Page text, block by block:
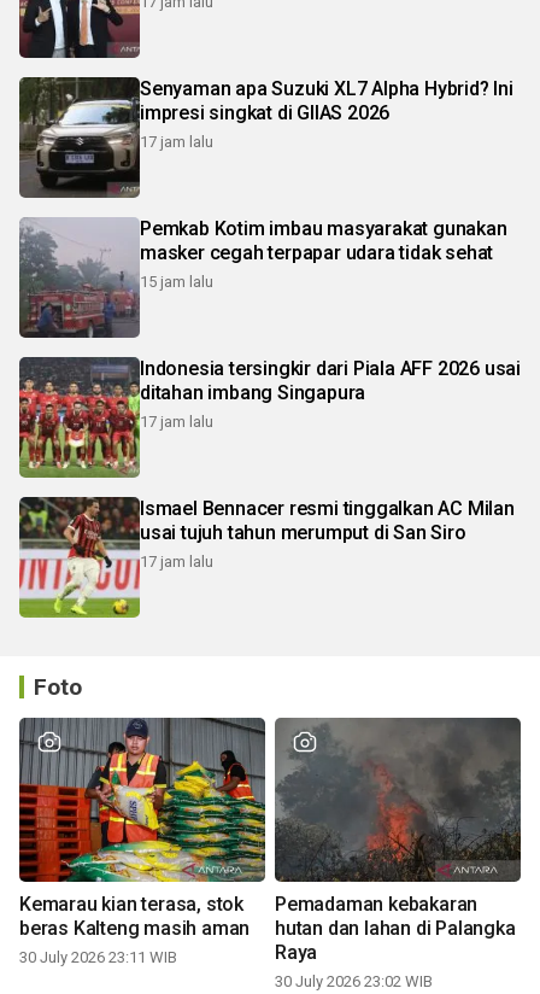
Senyaman apa Suzuki XL7 Alpha Hybrid? Ini
impresi singkat di GIIAS 2026
17 jam lalu
Pemkab Kotim imbau masyarakat gunakan
masker cegah terpapar udara tidak sehat
15 jam lalu
Indonesia tersingkir dari Piala AFF 2026 usai
ditahan imbang Singapura
17 jam lalu
Ismael Bennacer resmi tinggalkan AC Milan
usai tujuh tahun merumput di San Siro
17 jam lalu
Foto
Kemarau kian terasa, stok
beras Kalteng masih aman
30 July 2026 23:11 WIB
Pemadaman kebakaran
hutan dan lahan di Palangka
Raya
30 July 2026 23:02 WIB